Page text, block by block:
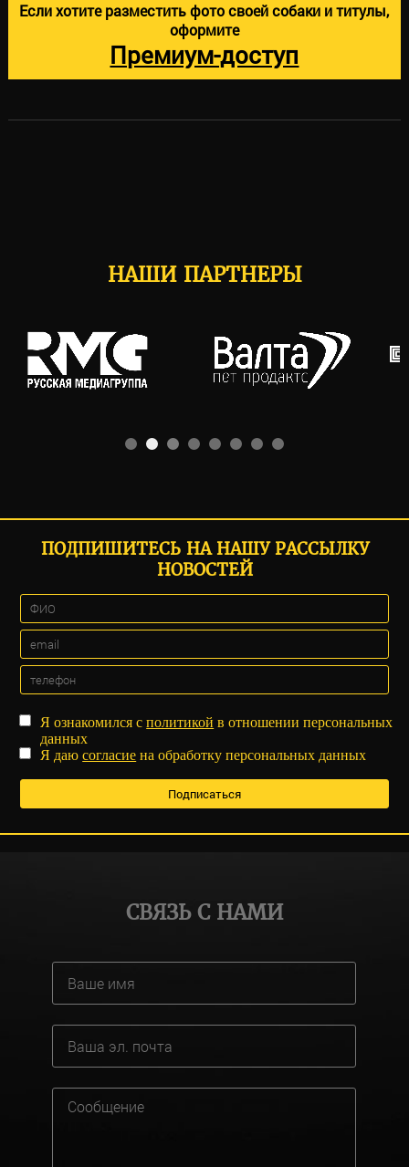
Если хотите разместить фото своей собаки и титулы,
оформите
Премиум-доступ
НАШИ ПАРТНЕРЫ
ПОДПИШИТЕСЬ НА НАШУ РАССЫЛКУ
НОВОСТЕЙ
Я ознакомился сполитикой в отношении персональных
данных
Я даюсогласие на обработку персональных данных
СВЯЗЬ С НАМИ